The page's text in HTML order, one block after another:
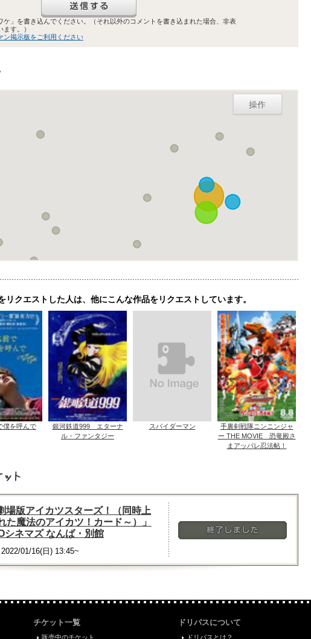
ケ」を書き込んでください。（それ以外のコメントを書き込まれた場合、非表
す。）
ン掲示板をご利用ください
操作
リクエストした人は、他にこんな作品をリクエストしています。
僕を呼んで
銀河鉄道999 エターナ
ル・ファンタジー
スパイダーマン
手裏剣戦隊ニンニンジャ
ー THE MOVIE 恐竜殿さ
まアッパレ忍法帖！
場版アイカツスターズ！（同時上
た魔法のアイカツ！カード～）」
シネマズ なんば・別館
2022/01/16(日) 13:45~
チケット一覧
販売中のチケット
ドリパスについて
ドリパスとは？